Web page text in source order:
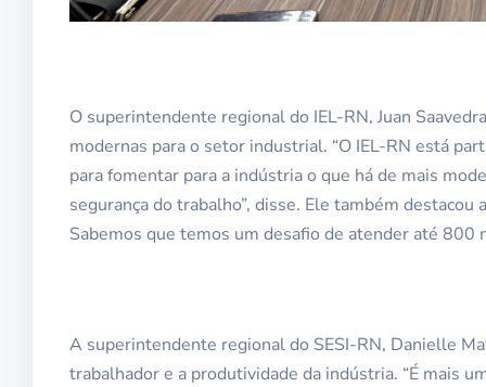
O superintendente regional do IEL-RN, Juan
modernas para o setor industrial. “O IEL-RN está
para fomentar para a indústria o que há de mais
segurança do trabalho”, disse. Ele também
Sabemos que temos um desafio de atender até 800
A superintendente regional do SESI-RN, Danielle
trabalhador e a produtividade da indústria. “É mais